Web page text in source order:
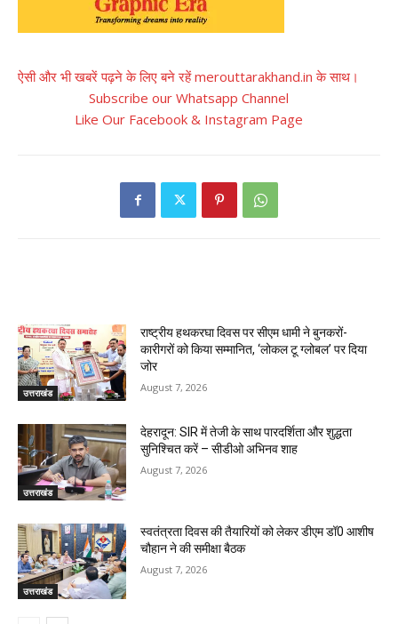
ऐसी और भी खबरें पढ़ने के लिए बने रहें merouttarakhand.in के साथ।
Subscribe our Whatsapp Channel
Like Our Facebook & Instagram Page
उत्तराखंड
राष्ट्रीय हथकरघा दिवस पर सीएम धामी ने बुनकरों-
कारीगरों को किया सम्मानित, ‘लोकल टू ग्लोबल’ पर दिया
जोर
August 7, 2026
उत्तराखंड
देहरादून: SIR में तेजी के साथ पारदर्शिता और शुद्धता
सुनिश्चित करें – सीडीओ अभिनव शाह
August 7, 2026
उत्तराखंड
स्वतंत्रता दिवस की तैयारियों को लेकर डीएम डॉ0 आशीष
चौहान ने की समीक्षा बैठक
August 7, 2026